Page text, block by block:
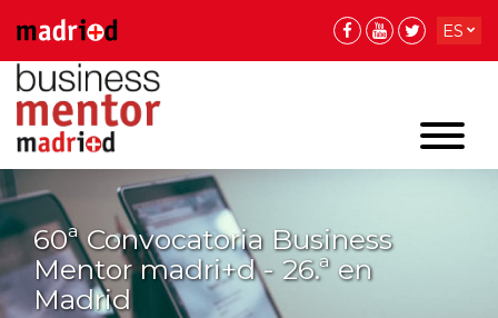
ES
EN
60ª Convocatoria Business
Mentor madri+d - 26.ª en
Madrid